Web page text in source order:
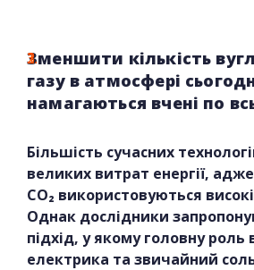
Зменшити кількість
газу в атмосфері
намагаються вчені по
Більшість сучасних
великих витрат енергії,
CO₂ використовуються
Однак дослідники
підхід, у якому головну роль
електрика та звичайний